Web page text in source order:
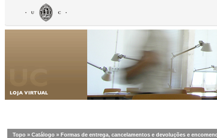
Topo » Catálogo » Formas de entrega, cancelamentos e devoluções e